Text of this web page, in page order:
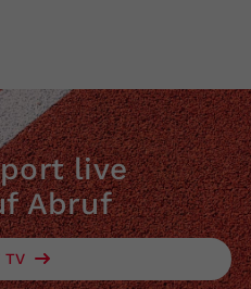
live
Abruf
TV